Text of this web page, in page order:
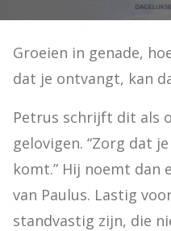
Groeien in genade,
dat je ontvangt, kan
Petrus schrijft dit als
gelovigen. “Zorg dat
komt.” Hij noemt dan
van Paulus. Lastig
standvastig zijn, die